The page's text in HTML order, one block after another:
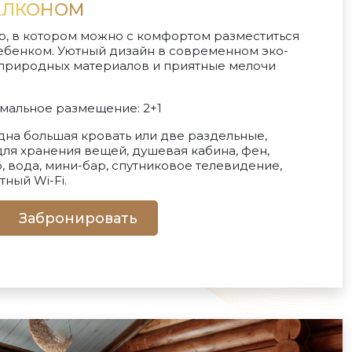
в котором можно с комфортом разместиться
Уютный дизайн в современном эко-
материалов и приятные мелочи
размещение: 2+1
большая кровать или две раздельные,
хранения вещей, душевая кабина, фен,
вода, мини-бар, спутниковое телевидение,
Wi-Fi.
Забронировать